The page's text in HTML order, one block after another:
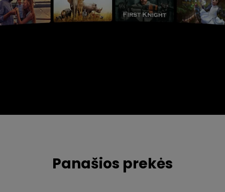
Panašios prekės